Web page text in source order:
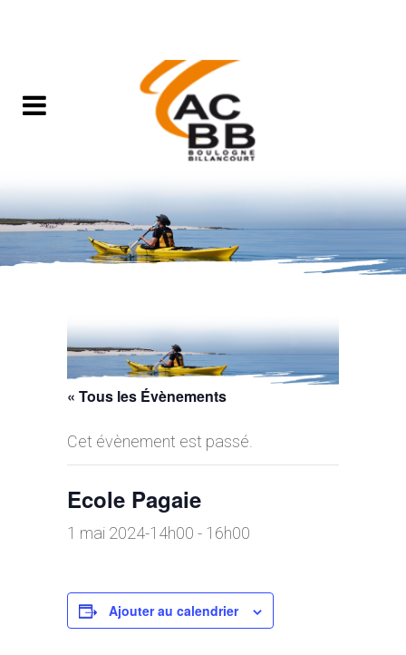
« Tous les Évènements
Cet évènement est passé.
Ecole Pagaie
1 mai 2024-14h00 - 16h00
Ajouter au calendrier